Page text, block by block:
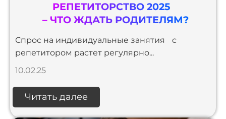
РЕПЕТИТОРСТВО 2025
– ЧТО ЖДАТЬ РОДИТЕЛЯМ?
Спрос на индивидуальные занятия с
репетитором растет регулярно...
10.02.25
Читать далее